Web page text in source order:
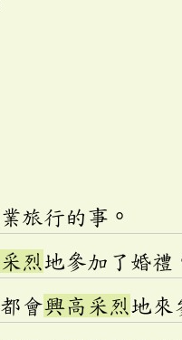
旅行的事。
烈地參加了婚禮
會興高采烈地來